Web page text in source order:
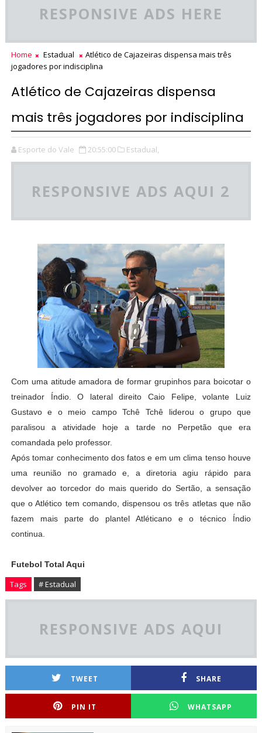
RESPONSIVE ADS HERE
Home Estadual
Atlético de Cajazeiras dispensa mais três
jogadores por indisciplina
Atlético de Cajazeiras dispensa
mais três jogadores por indisciplina
Esporte do Vale 20:55:00 Estadual,
RESPONSIVE ADS AQUI 2
Com uma atitude amadora de formar grupinhos para boicotar o
treinador Índio. O lateral direito Caio Felipe, volante Luiz
Gustavo e o meio campo Tchê Tchê liderou o grupo que
paralisou a atividade hoje a tarde no Perpetão que era
comandada pelo professor.
Após tomar conhecimento dos fatos e em um clima tenso houve
uma reunião no gramado e, a diretoria agiu rápido para
devolver ao torcedor do mais querido do Sertão, a sensação
que o Atlético tem comando, dispensou os três atletas que não
fazem mais parte do plantel Atléticano e o técnico Índio
continua.
Futebol Total Aqui
Tags # Estadual
RESPONSIVE ADS AQUI
TWEET SHARE
PIN IT WHATSAPP